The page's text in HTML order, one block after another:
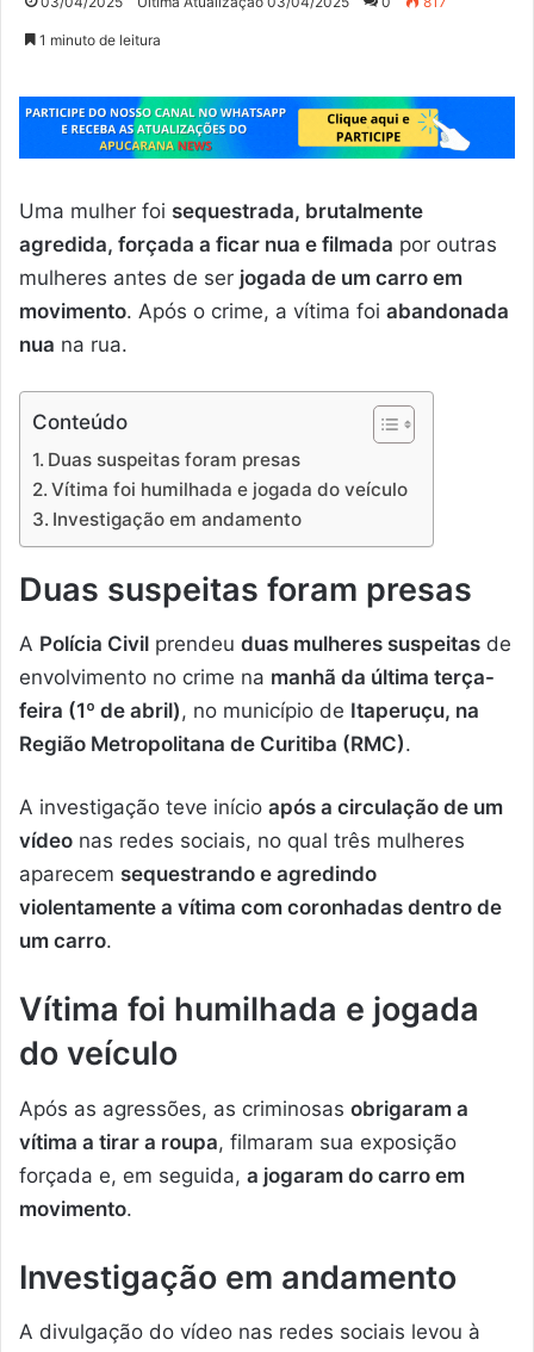
1 minuto de leitura
Uma mulher foi sequestrada, brutalmente
agredida, forçada a ficar nua e filmada por outras
mulheres antes de ser jogada de um carro em
movimento. Após o crime, a vítima foi abandonada
nua na rua.
Conteúdo
Duas suspeitas foram presas
Vítima foi humilhada e jogada do veículo
Investigação em andamento
Duas suspeitas foram presas
A Polícia Civil prendeu duas mulheres suspeitas de
envolvimento no crime na manhã da última terça-
feira (1º de abril), no município de Itaperuçu, na
Região Metropolitana de Curitiba (RMC).
A investigação teve início após a circulação de um
vídeo nas redes sociais, no qual três mulheres
aparecem sequestrando e agredindo
violentamente a vítima com coronhadas dentro de
um carro.
Vítima foi humilhada e jogada
do veículo
Após as agressões, as criminosas obrigaram a
vítima a tirar a roupa, filmaram sua exposição
forçada e, em seguida, a jogaram do carro em
movimento.
Investigação em andamento
A divulgação do vídeo nas redes sociais levou à